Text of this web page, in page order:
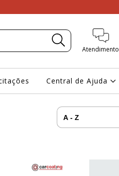
Atendimento
Central de Ajuda